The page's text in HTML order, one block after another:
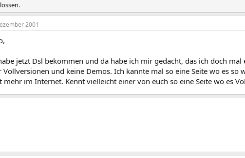
2001
jetzt Dsl bekommen und da habe ich mir gedacht, das ich doch mal
Vollversionen und keine Demos. Ich kannte mal so eine Seite wo es so
mehr im Internet. Kennt vielleicht einer von euch so eine Seite wo es